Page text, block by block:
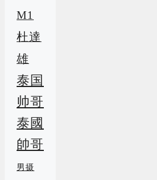
M1
杜達
雄
泰国
帅哥
泰國
帥哥
男摄